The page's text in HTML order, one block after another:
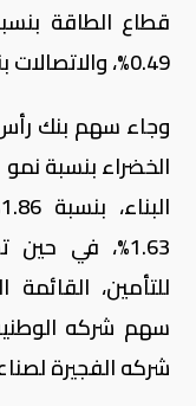
0.49%، والاتصالات بنسبة -0.48%.
وجاء سهم بنك
1.63%، في
شركه الفجيرة لصناعات